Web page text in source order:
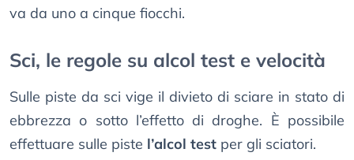
va da uno a cinque fiocchi.
Sci, le regole su alcol test e velocità
Sulle piste da sci vige il divieto di sciare in stato di
ebbrezza o sotto l’effetto di droghe. È possibile
effettuare sulle piste l’alcol test per gli sciatori.